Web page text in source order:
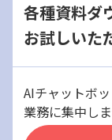
各種資料ダ
お試しいた
AIチャットボ
業務に集中し